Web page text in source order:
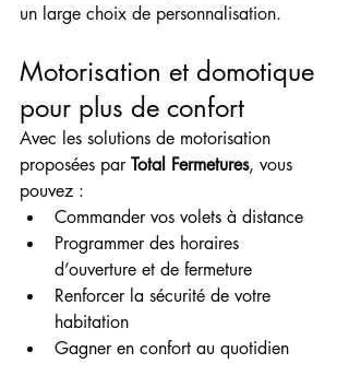
un large choix de personnalisation.
Motorisation et domotique
pour plus de confort
Avec les solutions de motorisation
proposées par Total Fermetures, vous
pouvez :
Commander vos volets à distance
Programmer des horaires
d’ouverture et de fermeture
Renforcer la sécurité de votre
habitation
Gagner en confort au quotidien